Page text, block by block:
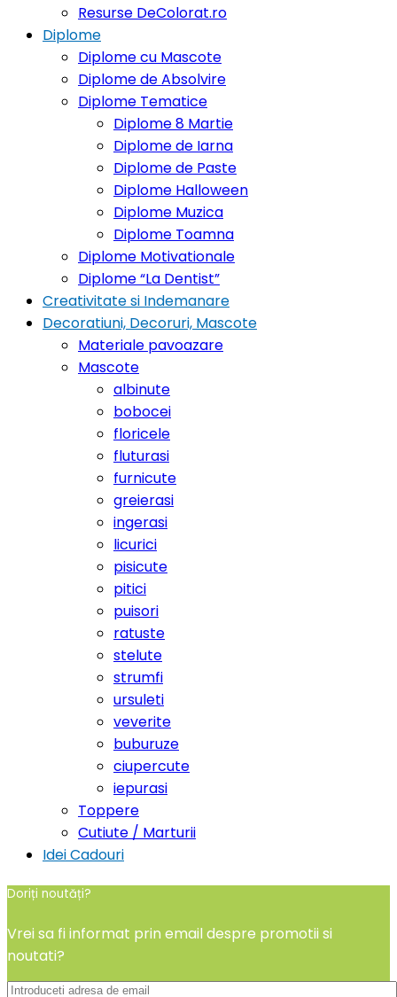
Resurse DeColorat.ro
Diplome
Diplome cu Mascote
Diplome de Absolvire
Diplome Tematice
Diplome 8 Martie
Diplome de Iarna
Diplome de Paste
Diplome Halloween
Diplome Muzica
Diplome Toamna
Diplome Motivationale
Diplome “La Dentist”
Creativitate si Indemanare
Decoratiuni, Decoruri, Mascote
Materiale pavoazare
Mascote
albinute
bobocei
floricele
fluturasi
furnicute
greierasi
ingerasi
licurici
pisicute
pitici
puisori
ratuste
stelute
strumfi
ursuleti
veverite
buburuze
ciupercute
iepurasi
Toppere
Cutiute / Marturii
Idei Cadouri
Doriți noutăți?
Vrei sa fi informat prin email despre promotii si
noutati?